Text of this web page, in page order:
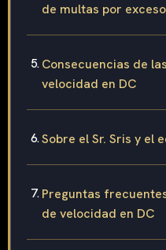
de multas por
Consecuencias de
velocidad en DC
Sobre el Sr. Sris y el
Preguntas
de velocidad en DC